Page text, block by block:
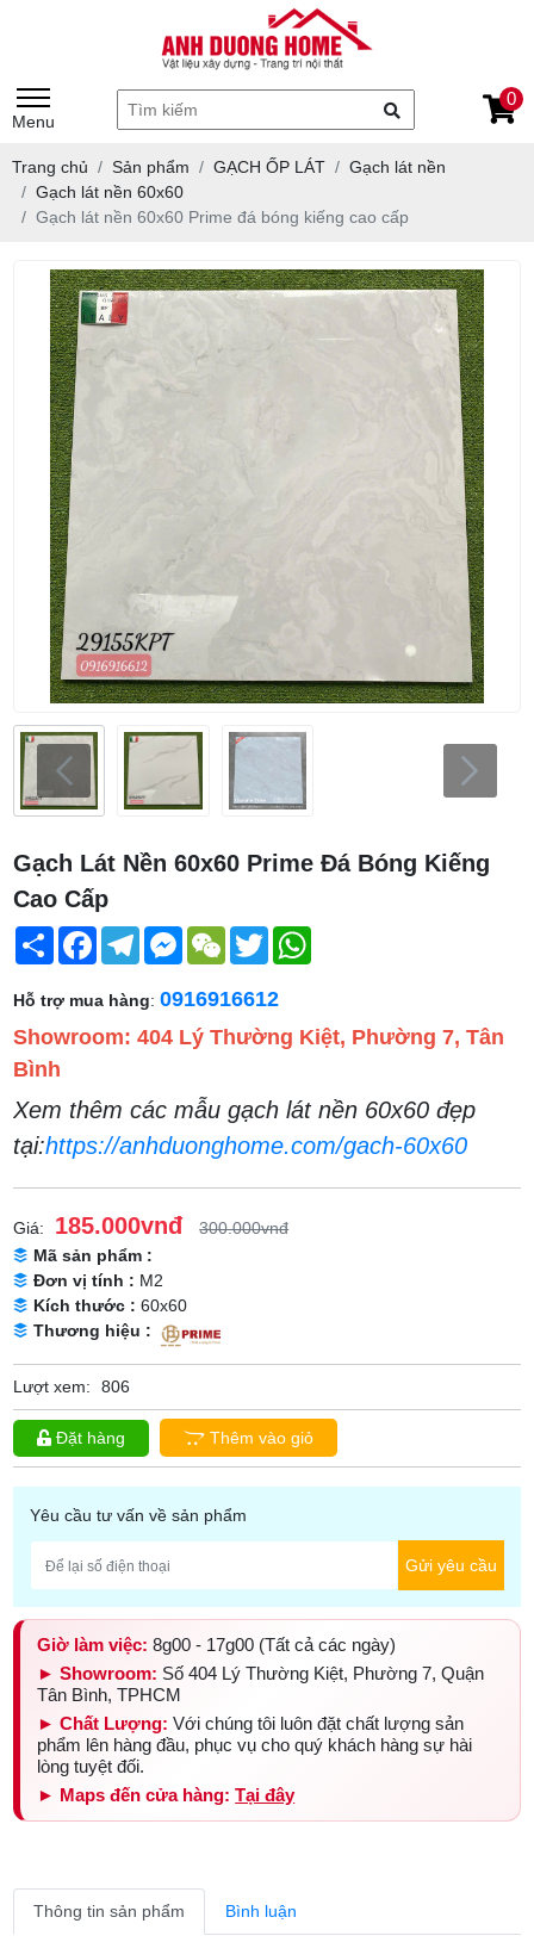
Menu
0
Trang chủ Sản phẩm GẠCH ỐP LÁT
Gạch lát nền
Gạch lát nền 60x60
Gạch lát nền 60x60 Prime đá bóng kiếng cao cấp
Gạch Lát Nền 60x60 Prime Đá Bóng Kiếng
Cao Cấp
Share FacebookTelegramMessenger
WeChatTwitter
Hỗ trợ mua hàng:0916916612
Showroom: 404 Lý Thường Kiệt, Phường 7, Tân
Bình
Xem thêm các mẫu gạch lát nền 60x60 đẹp
tại:https://anhduonghome.com/gach-60x60
Giá: 185.000vnđ
300.000vnđ
Mã sản phẩm :
Đơn vị tính : M2
Kích thước :60x60
Thương hiệu :
Lượt xem: 806
Đặt hàng Thêm vào giỏ
Yêu cầu tư vấn về sản phẩm
Gửi yêu cầu
Giờ làm việc: 8g00 - 17g00 (Tất cả các ngày)
► Showroom: Số 404 Lý Thường Kiệt, Phường 7, Quận
Tân Bình, TPHCM
► Chất Lượng: Với chúng tôi luôn đặt chất lượng sản
phẩm lên hàng đầu, phục vụ cho quý khách hàng sự hài
lòng tuyệt đối.
► Maps đến cửa hàng: Tại đây
Thông tin sản phẩm Bình luận